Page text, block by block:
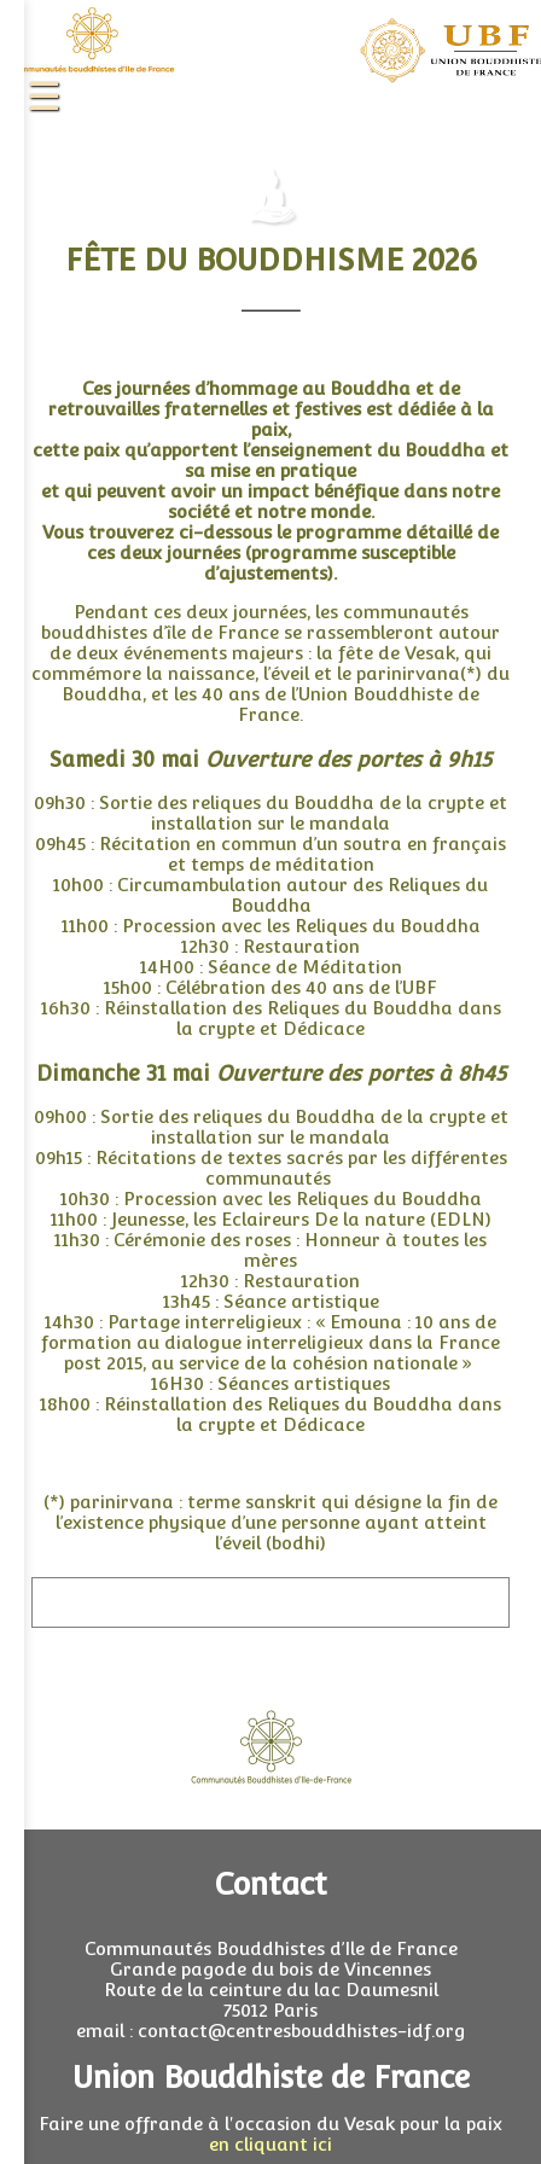
.
FÊTE DU BOUDDHISME 2026
Ces journées d’hommage au Bouddha et de
retrouvailles fraternelles et festives est dédiée à la
paix,
cette paix qu’apportent l’enseignement du Bouddha et
sa mise en pratique
et qui peuvent avoir un impact bénéfique dans notre
société et notre monde.
Vous trouverez ci-dessous le programme détaillé de
ces deux journées (programme susceptible
d’ajustements).
Pendant ces deux journées, les communautés
bouddhistes d’île de France se rassembleront autour
de deux événements majeurs : la fête de Vesak, qui
commémore la naissance, l’éveil et le parinirvana(*) du
Bouddha, et les 40 ans de l’Union Bouddhiste de
France.
Samedi 30 mai Ouverture des portes à 9h15
09h30 : Sortie des reliques du Bouddha de la crypte et
installation sur le mandala
09h45 : Récitation en commun d’un soutra en français
et temps de méditation
10h00 : Circumambulation autour des Reliques du
Bouddha
11h00 : Procession avec les Reliques du Bouddha
12h30 : Restauration
14H00 : Séance de Méditation
15h00 : Célébration des 40 ans de l’UBF
16h30 : Réinstallation des Reliques du Bouddha dans
la crypte et Dédicace
Dimanche 31 mai Ouverture des portes à 8h45
09h00 : Sortie des reliques du Bouddha de la crypte et
installation sur le mandala
09h15 : Récitations de textes sacrés par les différentes
communautés
10h30 : Procession avec les Reliques du Bouddha
11h00 : Jeunesse, les Eclaireurs De la nature (EDLN)
11h30 : Cérémonie des roses : Honneur à toutes les
mères
12h30 : Restauration
13h45 : Séance artistique
14h30 : Partage interreligieux : « Emouna : 10 ans de
formation au dialogue interreligieux dans la France
post 2015, au service de la cohésion nationale »
16H30 : Séances artistiques
18h00 : Réinstallation des Reliques du Bouddha dans
la crypte et Dédicace
(*) parinirvana : terme sanskrit qui désigne la fin de
l’existence physique d’une personne ayant atteint
l’éveil (bodhi)
Contact
Communautés Bouddhistes d’Ile de France
Grande pagode du bois de Vincennes
Route de la ceinture du lac Daumesnil
75012 Paris
email : contact@centresbouddhistes-idf.org
Union Bouddhiste de France
Faire une offrande à l'occasion du Vesak pour la paix
en cliquant ici